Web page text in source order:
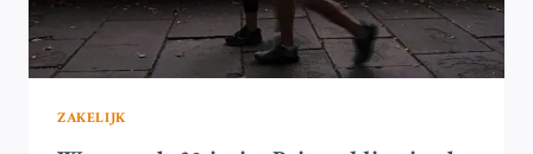
VAN
TRUMP
ZAKELIJK